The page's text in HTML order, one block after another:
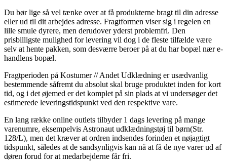
Du bør lige så vel tænke over at få produkterne bragt til din adresse
eller ud til dit arbejdes adresse. Fragtformen viser sig i regelen en
lille smule dyrere, men derudover yderst problemfri. Den
prisbilligste mulighed for levering vil dog i de fleste tilfælde være
selv at hente pakken, som desværre beroer på at du har bopæl nær e-
handlens bopæl.
Fragtperioden på Kostumer // Andet Udklædning er usædvanlig
bestemmende såfremt du absolut skal bruge produktet inden for kort
tid, og i det øjemed er det komplet på sin plads at vi undersøger det
estimerede leveringstidspunkt ved den respektive vare.
En lang række online outlets tilbyder 1 dags levering på mange
varenumre, eksempelvis Astronaut udklædningstøj til børn(Str.
128/L), men det kræver at ordren indsendes forinden et nøjagtigt
tidspunkt, således at de sandsynligvis kan nå at få de nye varer ud af
døren forud for at medarbejderne får fri.